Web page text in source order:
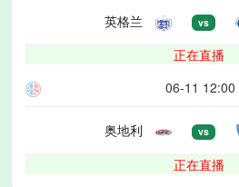
英格兰 vs
正在直播
06-11 12:00
奥地利 vs
正在直播